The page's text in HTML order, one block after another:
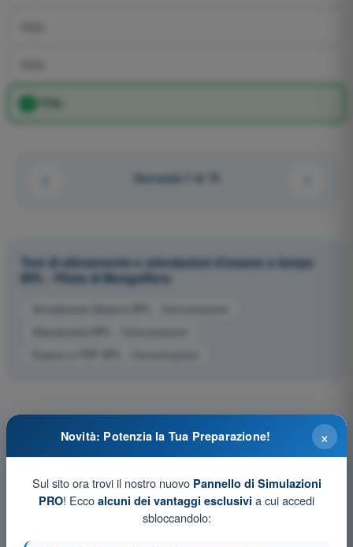
7700.
Domanda 7 di 75
Test di allenamento e simulazioni d'esame a tempo
BPL - Pilota di Mongolfiera
Simulazione d'esame BPL - Comunicazioni
×
Novità: Potenzia la Tua Preparazione!
Sul sito ora trovi il nostro nuovo Pannello di Simulazioni
PRO! Ecco alcuni dei vantaggi esclusivi a cui accedi
sbloccandolo: